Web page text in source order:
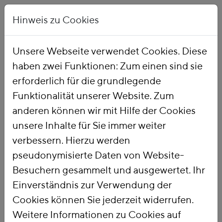
Startseite Publikationen
Titel
Industriestrompreise
in Deutschland und
den USA
Hinweis zu Cookies
Unsere Webseite verwendet Cookies. Diese
haben zwei Funktionen: Zum einen sind sie
erforderlich für die grundlegende
Funktionalität unserer Website. Zum
anderen können wir mit Hilfe der Cookies
unsere Inhalte für Sie immer weiter
verbessern. Hierzu werden
pseudonymisierte Daten von Website-
Besuchern gesammelt und ausgewertet. Ihr
Einverständnis zur Verwendung der
Cookies können Sie jederzeit widerrufen.
Weitere Informationen zu Cookies auf